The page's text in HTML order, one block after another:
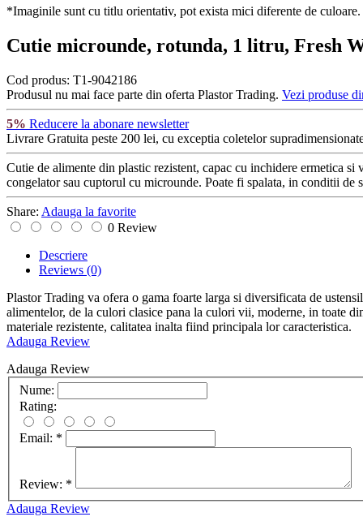
*Imaginile sunt cu titlu orientativ, pot exista mici diferente de culoare.
Cutie microunde, rotunda, 1 litru, Fresh
Cod produs: T1-9042186
Produsul nu mai face parte din oferta Plastor Trading. Vezi produse
5% Reducere la abonare newsletter
Livrare Gratuita peste 200 lei, cu exceptia coletelor
Cutie de alimente din plastic rezistent, capac cu inchidere ermetica
congelator sau cuptorul cu microunde. Poate fi spalata, in conditii de
Share: Adauga la favorite
0 Review
Descriere
Reviews (0)
Plastor Trading va ofera o gama foarte larga si diversificata de
alimentelor, de la culori clasice pana la culori vii, moderne, in toate
materiale rezistente, calitatea inalta fiind principala lor caracteristica.
Adauga Review
Adauga Review
Nume:
Rating:
Email: *
Review: *
Adauga Review